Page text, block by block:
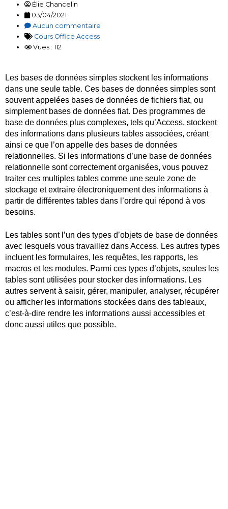
Élie Chancelin
03/04/2021
Aucun commentaire
Cours Office Access
Vues : 112
Les bases de données simples stockent les informations
dans une seule table. Ces bases de données simples sont
souvent appelées bases de données de fichiers fiat, ou
simplement bases de données fiat. Des programmes de
base de données plus complexes, tels qu’Access, stockent
des informations dans plusieurs tables associées, créant
ainsi ce que l’on appelle des bases de données
relationnelles. Si les informations d’une base de données
relationnelle sont correctement organisées, vous pouvez
traiter ces multiples tables comme une seule zone de
stockage et extraire électroniquement des informations à
partir de différentes tables dans l’ordre qui répond à vos
besoins.
Les tables sont l’un des types d’objets de base de données
avec lesquels vous travaillez dans Access. Les autres types
incluent les formulaires, les requêtes, les rapports, les
macros et les modules. Parmi ces types d’objets, seules les
tables sont utilisées pour stocker des informations. Les
autres servent à saisir, gérer, manipuler, analyser, récupérer
ou afficher les informations stockées dans des tableaux,
c’est-à-dire rendre les informations aussi accessibles et
donc aussi utiles que possible.